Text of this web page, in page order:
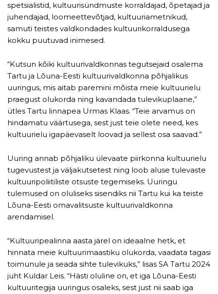
spetsialistid, kultuurisündmuste korraldajad, õpetajad ja
juhendajad, loomeettevõtjad, kultuuriametnikud,
samuti teistes valdkondades kultuurikorraldusega
kokku puutuvad inimesed.
“Kutsun kõiki kultuurivaldkonnas tegutsejaid osalema
Tartu ja Lõuna-Eesti kultuurivaldkonna põhjalikus
uuringus, mis aitab paremini mõista meie kultuurielu
praegust olukorda ning kavandada tulevikuplaane,”
ütles Tartu linnapea Urmas Klaas. “Teie arvamus on
hindamatu väärtusega, sest just teie olete need, kes
kultuurielu igapäevaselt loovad ja sellest osa saavad.”
Uuring annab põhjaliku ülevaate piirkonna kultuurielu
tugevustest ja väljakutsetest ning loob aluse tulevaste
kultuuripoliitiliste otsuste tegemiseks. Uuringu
tulemused on oluliseks sisendiks nii Tartu kui ka teiste
Lõuna-Eesti omavalitsuste kultuurivaldkonna
arendamisel.
“Kultuuripealinna aasta järel on ideaalne hetk, et
hinnata meie kultuurimaastiku olukorda, vaadata tagasi
toimunule ja seada sihte tulevikuks,” lisas SA Tartu 2024
juht Kuldar Leis. “Hästi oluline on, et iga Lõuna-Eesti
kultuuritegija uuringus osaleks, sest just nii saab iga